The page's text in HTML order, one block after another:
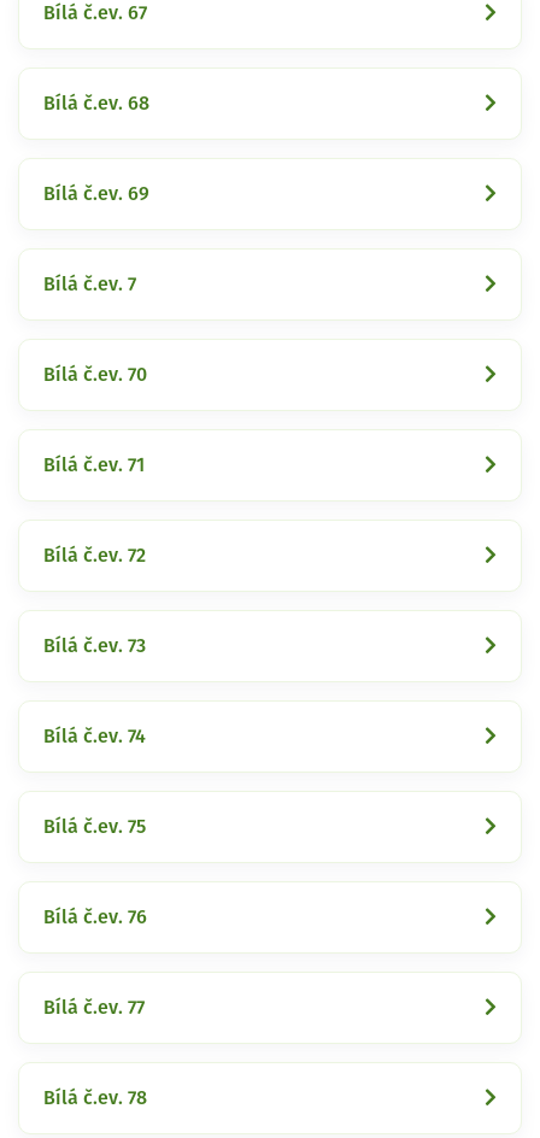
Bílá č.ev. 67
Bílá č.ev. 68
Bílá č.ev. 69
Bílá č.ev. 7
Bílá č.ev. 70
Bílá č.ev. 71
Bílá č.ev. 72
Bílá č.ev. 73
Bílá č.ev. 74
Bílá č.ev. 75
Bílá č.ev. 76
Bílá č.ev. 77
Bílá č.ev. 78